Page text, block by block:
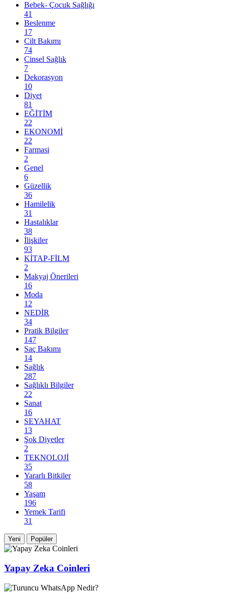
Bebek- Çocuk Sağlığı
41
Beslenme
17
Cilt Bakımı
74
Cinsel Sağlık
7
Dekorasyon
10
Diyet
81
EĞİTİM
22
EKONOMİ
22
Farmasi
2
Genel
6
Güzellik
36
Hamilelik
31
Hastalıklar
38
İlişkiler
93
KİTAP-FİLM
2
Makyaj Önerileri
16
Moda
12
NEDİR
34
Pratik Bilgiler
147
Saç Bakımı
14
Sağlık
287
Sağlıklı Bilgiler
22
Sanat
16
SEYAHAT
13
Şok Diyetler
2
TEKNOLOJİ
35
Yararlı Bitkiler
58
Yaşam
196
Yemek Tarifi
31
Yeni Popüler
Yapay Zeka Coinleri